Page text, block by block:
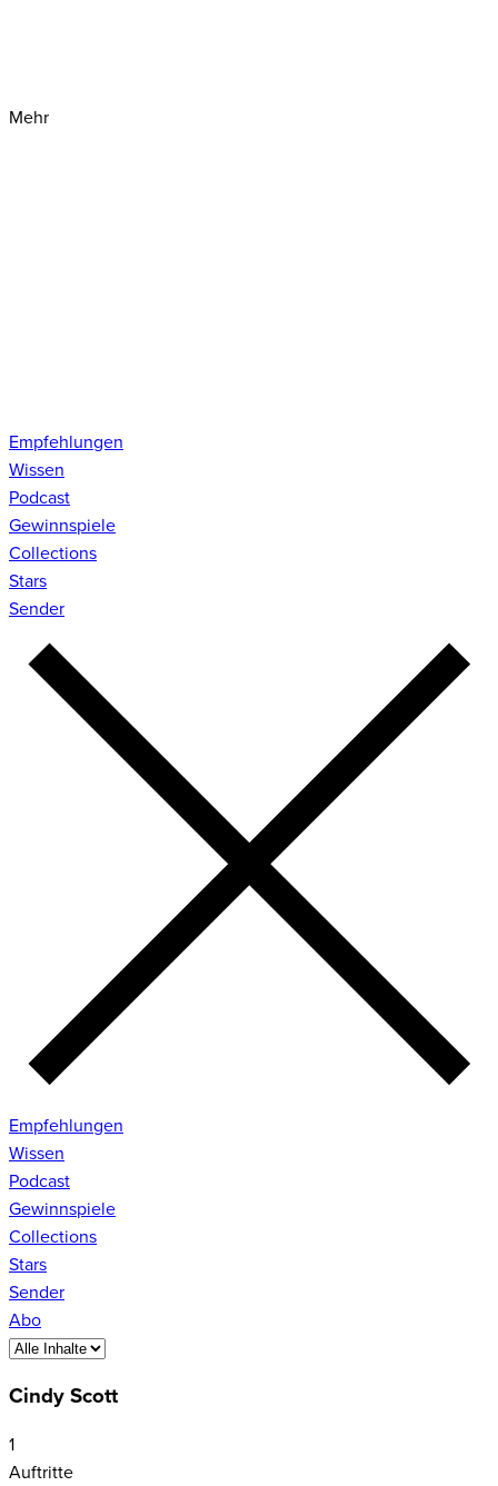
Mehr
Empfehlungen
Wissen
Podcast
Gewinnspiele
Collections
Stars
Sender
Empfehlungen
Wissen
Podcast
Gewinnspiele
Collections
Stars
Sender
Abo
Cindy Scott
1
Auftritte